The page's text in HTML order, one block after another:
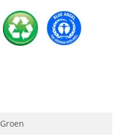
Groen